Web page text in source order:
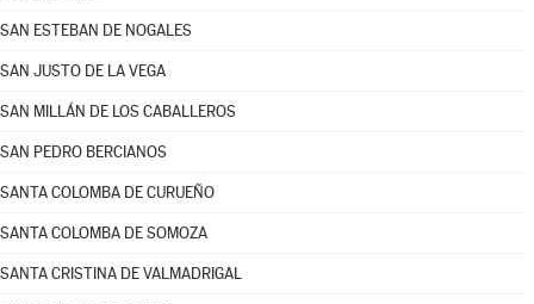
SAN ESTEBAN DE NOGALES
SAN JUSTO DE LA VEGA
SAN MILLÁN DE LOS CABALLEROS
SAN PEDRO BERCIANOS
SANTA COLOMBA DE CURUEÑO
SANTA COLOMBA DE SOMOZA
SANTA CRISTINA DE VALMADRIGAL